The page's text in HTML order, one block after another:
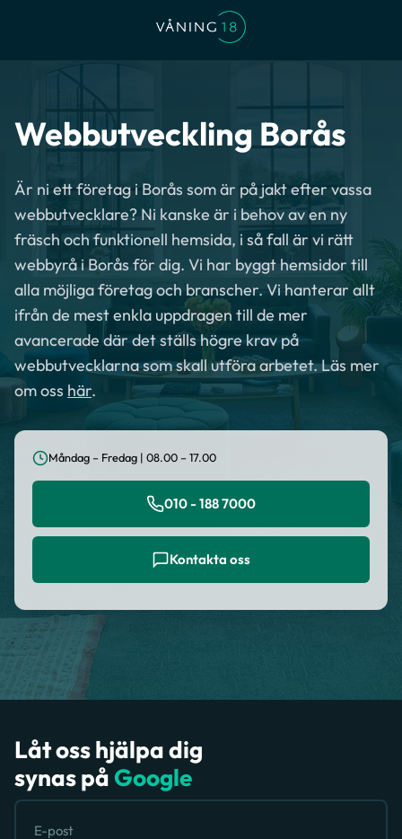
Webbutveckling Borås
Är ni ett företag i Borås som är på jakt efter vassa
webbutvecklare? Ni kanske är i behov av en ny
fräsch och funktionell hemsida, i så fall är vi rätt
webbyrå i Borås för dig. Vi har byggt hemsidor till
alla möjliga företag och branscher. Vi hanterar allt
ifrån de mest enkla uppdragen till de mer
avancerade där det ställs högre krav på
webbutvecklarna som skall utföra arbetet. Läs mer
om oss här.
Måndag – Fredag | 08.00 – 17.00
010 - 188 7000
Kontakta oss
Låt oss hjälpa dig
synas på Google